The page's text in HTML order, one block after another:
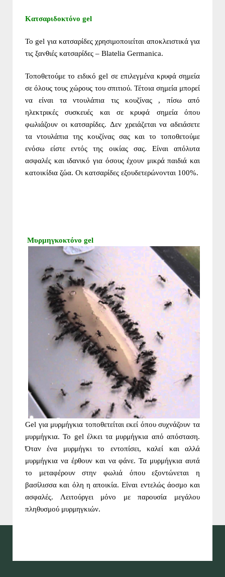
Κατσαριδοκτόνο gel
Το gel για κατσαρίδες χρησιμοποιείται αποκλειστικά για
τις ξανθιές κατσαρίδες – Blatelia Germanica.
Τοποθετούμε το ειδικό gel σε επιλεγμένα κρυφά σημεία
σε όλους τους χώρους του σπιτιού. Τέτοια σημεία μπορεί
να είναι τα ντουλάπια τις κουζίνας , πίσω από
ηλεκτρικές συσκευές και σε κρυφά σημεία όπου
φωλιάζουν οι κατσαρίδες. Δεν χρειάζεται να αδειάσετε
τα ντουλάπια της κουζίνας σας και το τοποθετούμε
ενόσω είστε εντός της οικίας σας. Είναι απόλυτα
ασφαλές και ιδανικό για όσους έχουν μικρά παιδιά και
κατοικίδια ζώα. Οι κατσαρίδες εξουδετερώνονται 100%.
Μυρμηγκοκτόνο gel
Gel για μυρμήγκια τοποθετείται εκεί όπου συχνάζουν τα
μυρμήγκια. Το gel έλκει τα μυρμήγκια από απόσταση.
Όταν ένα μυρμήγκι το εντοπίσει, καλεί και αλλά
μυρμήγκια να έρθουν και να φάνε. Τα μυρμήγκια αυτά
το μεταφέρουν στην φωλιά όπου εξοντώνεται η
βασίλισσα και όλη η αποικία. Είναι εντελώς άοσμο και
ασφαλές. Λειτούργει μόνο με παρουσία μεγάλου
πληθυσμού μυρμηγκιών.